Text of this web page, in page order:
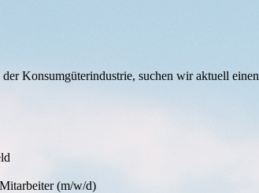
Konsumgüterindustrie, suchen wir aktuell einen
(m/w/d)